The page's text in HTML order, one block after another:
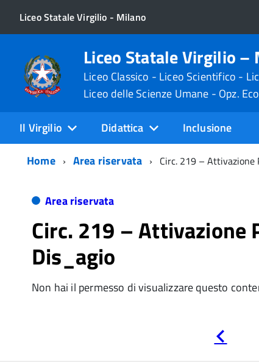
Liceo Statale Virgilio - Milano
Liceo Statale Virgilio –
Liceo Classico - Liceo Scientifico -
Liceo delle Scienze Umane - Opz.
Il Virgilio Didattica Inclusione
Home
Area riservata Circ. 219 – Attivazione
Area riservata
Circ. 219 – Attivazione
Dis_agio
Non hai il permesso di visualizzare questo